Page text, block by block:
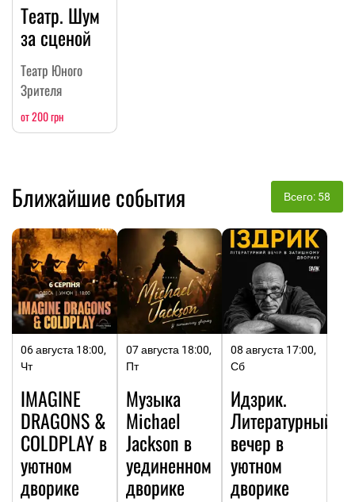
Театр. Шум
за сценой
Театр Юного
Зрителя
от 200 грн
Ближайшие события Всего: 58
06 августа 18:00,
Чт
IMAGINE
DRAGONS &
COLDPLAY в
уютном
дворике
07 августа 18:00,
Пт
Музыка
Michael
Jackson в
уединенном
дворике
08 августа 17:00,
Сб
Идзрик.
Литературный
вечер в
уютном
дворике